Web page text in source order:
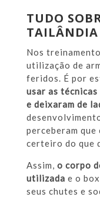
TUDO
TAILÂNDIA
Nos
utilização de
feridos. É por
usar as técnicas
e deixaram de
perceberam
certeiro do que
Assim, o corpo
utilizada e o
seus chutes e